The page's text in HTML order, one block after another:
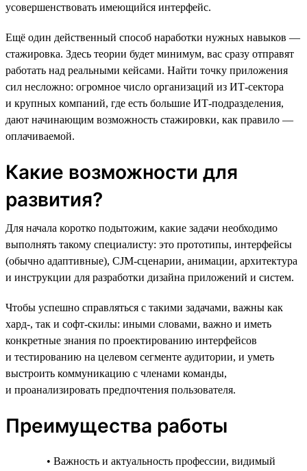
усовершенствовать имеющийся интерфейс.
Ещё один действенный способ наработки нужных навыков —
стажировка. Здесь теории будет минимум, вас сразу отправят
работать над реальными кейсами. Найти точку приложения
сил несложно: огромное число организаций из ИТ-сектора
и крупных компаний, где есть большие ИТ-подразделения,
дают начинающим возможность стажировки, как правило —
оплачиваемой.
Какие возможности для
развития?
Для начала коротко подытожим, какие задачи необходимо
выполнять такому специалисту: это прототипы, интерфейсы
(обычно адаптивные), CJM-сценарии, анимации, архитектура
и инструкции для разработки дизайна приложений и систем.
Чтобы успешно справляться с такими задачами, важны как
хард-, так и софт-скилы: иными словами, важно и иметь
конкретные знания по проектированию интерфейсов
и тестированию на целевом сегменте аудитории, и уметь
выстроить коммуникацию с членами команды,
и проанализировать предпочтения пользователя.
Преимущества работы
• Важность и актуальность профессии, видимый